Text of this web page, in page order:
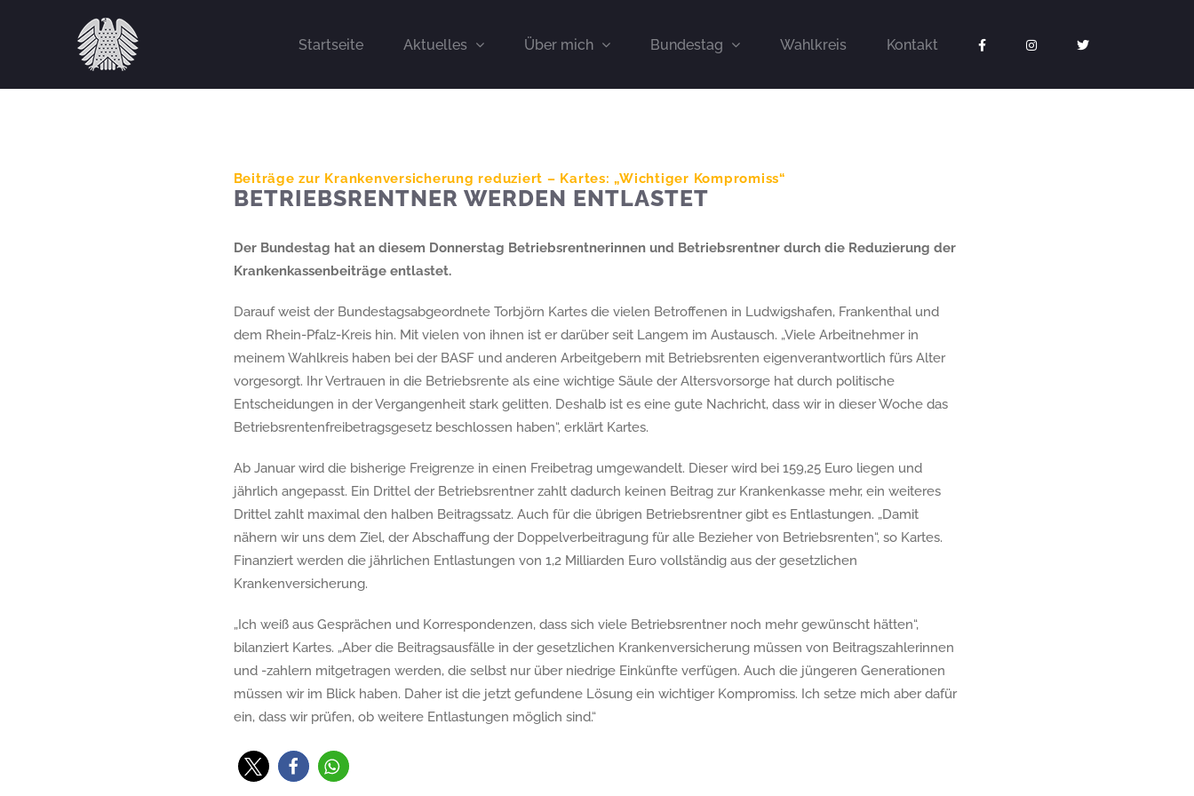
Startseite Aktuelles Über mich Bundestag Wahlkreis Kontakt
Beiträge zur Krankenversicherung reduziert – Kartes: „Wichtiger Kompromiss“
BETRIEBSRENTNER WERDEN ENTLASTET
Der Bundestag hat an diesem Donnerstag Betriebsrentnerinnen und Betriebsrentner durch die Reduzierung der
Krankenkassenbeiträge entlastet.
Darauf weist der Bundestagsabgeordnete Torbjörn Kartes die vielen Betroffenen in Ludwigshafen, Frankenthal und
dem Rhein-Pfalz-Kreis hin. Mit vielen von ihnen ist er darüber seit Langem im Austausch. „Viele Arbeitnehmer in
meinem Wahlkreis haben bei der BASF und anderen Arbeitgebern mit Betriebsrenten eigenverantwortlich fürs Alter
vorgesorgt. Ihr Vertrauen in die Betriebsrente als eine wichtige Säule der Altersvorsorge hat durch politische
Entscheidungen in der Vergangenheit stark gelitten. Deshalb ist es eine gute Nachricht, dass wir in dieser Woche das
Betriebsrentenfreibetragsgesetz beschlossen haben“, erklärt Kartes.
Ab Januar wird die bisherige Freigrenze in einen Freibetrag umgewandelt. Dieser wird bei 159,25 Euro liegen und
jährlich angepasst. Ein Drittel der Betriebsrentner zahlt dadurch keinen Beitrag zur Krankenkasse mehr, ein weiteres
Drittel zahlt maximal den halben Beitragssatz. Auch für die übrigen Betriebsrentner gibt es Entlastungen. „Damit
nähern wir uns dem Ziel, der Abschaffung der Doppelverbeitragung für alle Bezieher von Betriebsrenten“, so Kartes.
Finanziert werden die jährlichen Entlastungen von 1,2 Milliarden Euro vollständig aus der gesetzlichen
Krankenversicherung.
„Ich weiß aus Gesprächen und Korrespondenzen, dass sich viele Betriebsrentner noch mehr gewünscht hätten“,
bilanziert Kartes. „Aber die Beitragsausfälle in der gesetzlichen Krankenversicherung müssen von Beitragszahlerinnen
und -zahlern mitgetragen werden, die selbst nur über niedrige Einkünfte verfügen. Auch die jüngeren Generationen
müssen wir im Blick haben. Daher ist die jetzt gefundene Lösung ein wichtiger Kompromiss. Ich setze mich aber dafür
ein, dass wir prüfen, ob weitere Entlastungen möglich sind.“